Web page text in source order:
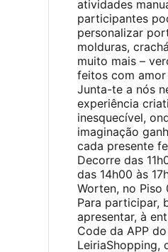
atividades
participantes
personalizar
molduras,
muito mais –
feitos com
Junta-te a nós
experiência
inesquecível,
imaginação
cada presente
Decorre das
das 14h00 às
Worten, no Piso
Para participar,
apresentar, à
Code da APP do
LeiriaShopping,